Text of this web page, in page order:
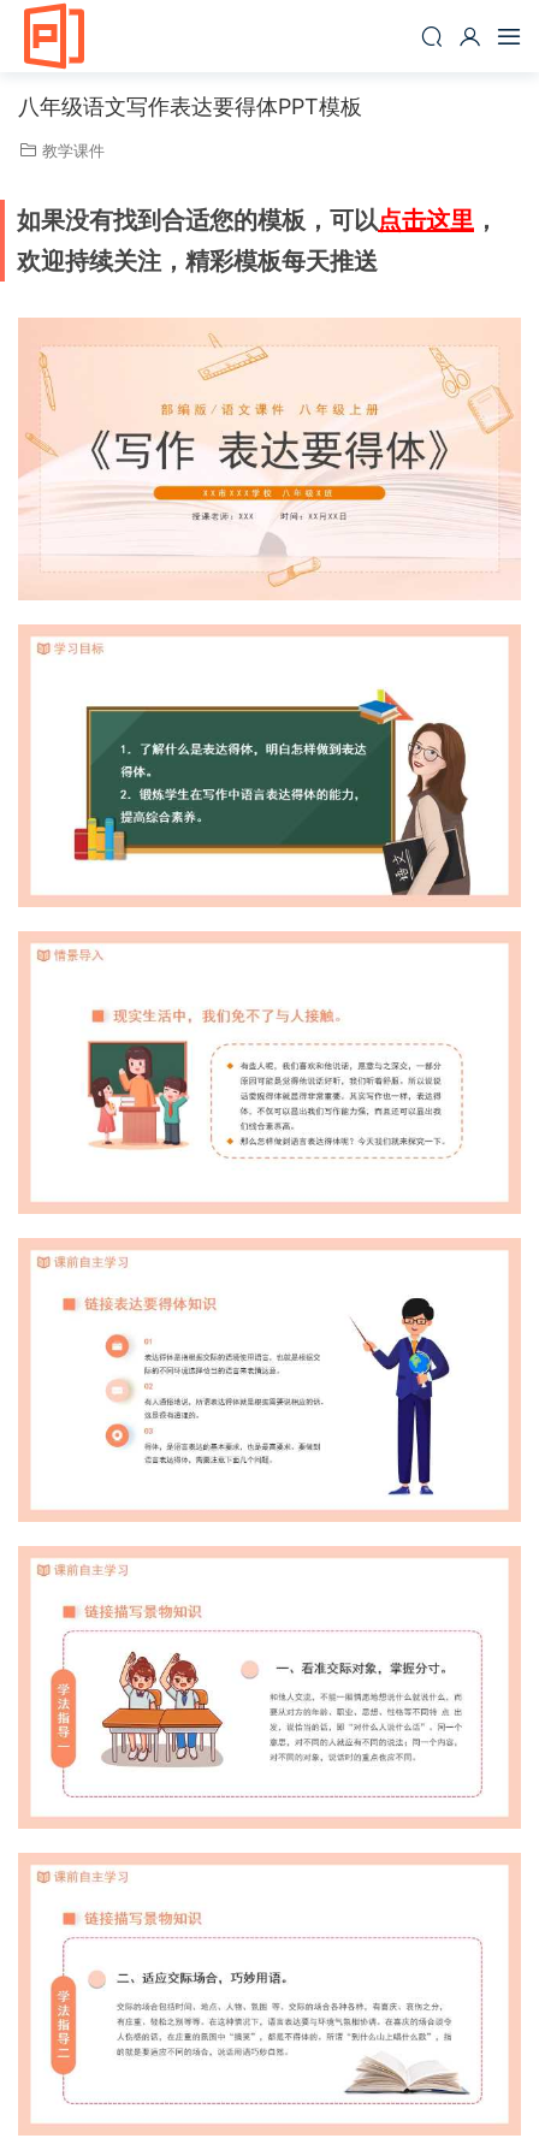
八年级语文写作表达要得体PPT模板
教学课件
如果没有找到合适您的模板，可以点击这里 ，
欢迎持续关注，精彩模板每天推送